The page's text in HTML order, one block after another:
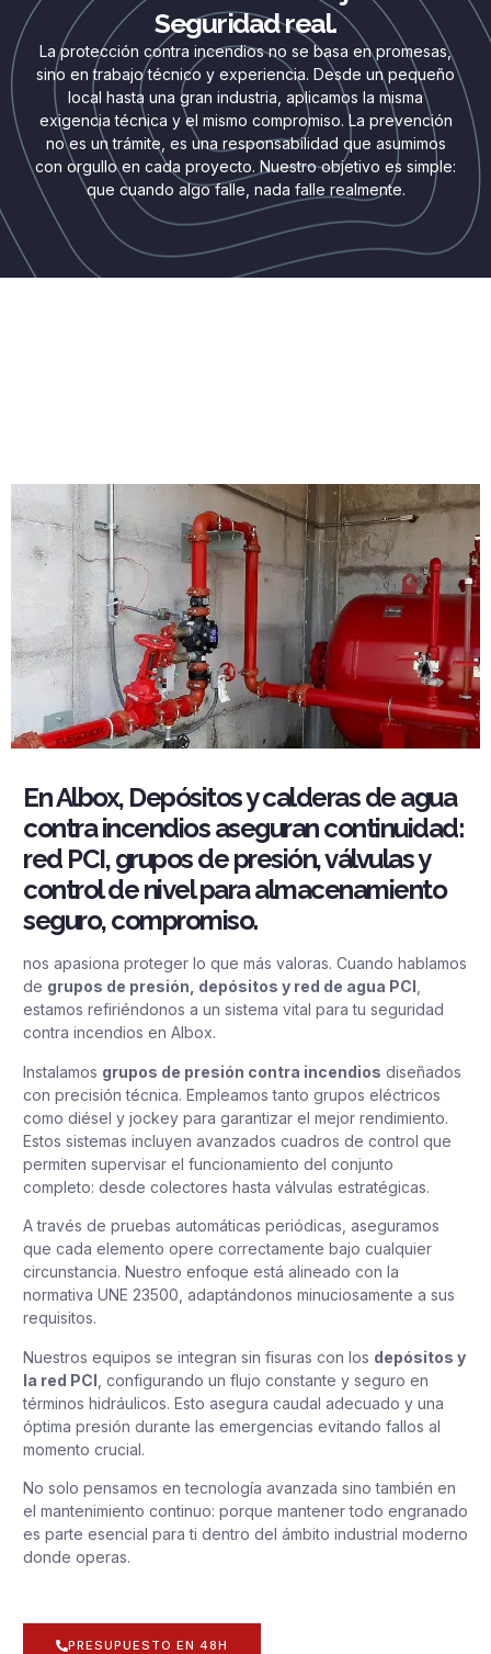
Seguridad real.
La protección contra incendios no se basa en promesas,
sino en trabajo técnico y experiencia. Desde un pequeño
local hasta una gran industria, aplicamos la misma
exigencia técnica y el mismo compromiso. La prevención
no es un trámite, es una responsabilidad que asumimos
con orgullo en cada proyecto. Nuestro objetivo es simple:
que cuando algo falle, nada falle realmente.
En Albox, Depósitos y calderas de agua
contra incendios aseguran continuidad:
red PCI, grupos de presión, válvulas y
control de nivel para almacenamiento
seguro, compromiso.
nos apasiona proteger lo que más valoras. Cuando hablamos
de grupos de presión, depósitos y red de agua PCI ,
estamos refiriéndonos a un sistema vital para tu seguridad
contra incendios en Albox.
Instalamos grupos de presión contra incendios diseñados
con precisión técnica. Empleamos tanto grupos eléctricos
como diésel y jockey para garantizar el mejor rendimiento.
Estos sistemas incluyen avanzados cuadros de control que
permiten supervisar el funcionamiento del conjunto
completo: desde colectores hasta válvulas estratégicas.
A través de pruebas automáticas periódicas, aseguramos
que cada elemento opere correctamente bajo cualquier
circunstancia. Nuestro enfoque está alineado con la
normativa UNE 23500, adaptándonos minuciosamente a sus
requisitos.
Nuestros equipos se integran sin fisuras con los depósitos y
la red PCI , configurando un flujo constante y seguro en
términos hidráulicos. Esto asegura caudal adecuado y una
óptima presión durante las emergencias evitando fallos al
momento crucial.
No solo pensamos en tecnología avanzada sino también en
el mantenimiento continuo: porque mantener todo engranado
es parte esencial para ti dentro del ámbito industrial moderno
donde operas.
PRESUPUESTO EN 48H